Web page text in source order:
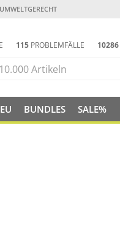
UMWELTGERECHT
115 PROBLEMFÄLLE 10286
BUNDLES SALE%